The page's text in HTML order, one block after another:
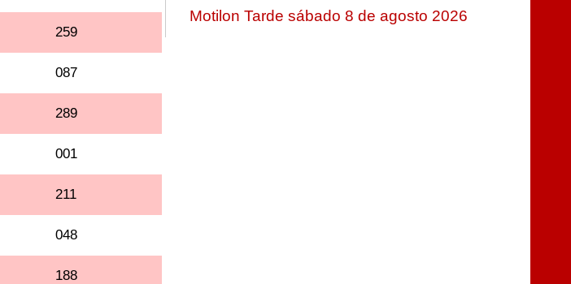
259
087
289
001
211
048
188
Motilon Tarde sábado 8 de agosto 2026